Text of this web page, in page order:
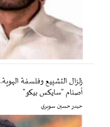
زلزال التشييع وفلسفة
أصنام "سايكس بيكو"
حيدر حسين سويري